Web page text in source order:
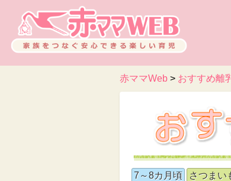
赤ママWeb > おすすめ離
7～8カ月頃 さつまい